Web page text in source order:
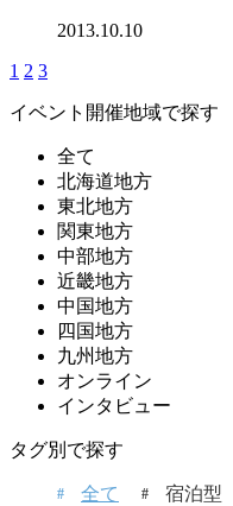
2013.10.10
1 2 3
イベント開催地域で探す
全て
北海道地方
東北地方
関東地方
中部地方
近畿地方
中国地方
四国地方
九州地方
オンライン
インタビュー
タグ別で探す
全て 宿泊型